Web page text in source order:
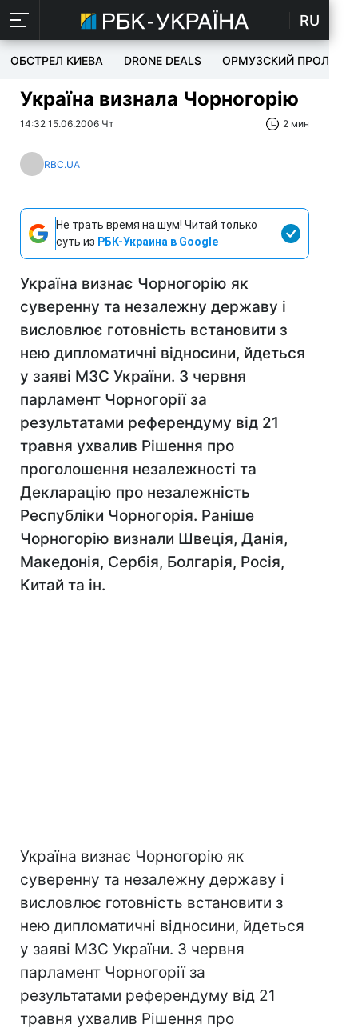
RU
ОБСТРЕЛ КИЕВА DRONE DEALS ОРМУЗСКИЙ ПРОЛИВ
Україна визнала Чорногорію
14:32 15.06.2006 Чт 2 мин
RBC.UA
Не трать время на шум! Читай только
суть из РБК-Украина в Google
Україна визнає Чорногорію як
суверенну та незалежну державу і
висловлює готовність встановити з
нею дипломатичні відносини, йдеться
у заяві МЗС України. 3 червня
парламент Чорногорії за
результатами референдуму від 21
травня ухвалив Рішення про
проголошення незалежності та
Декларацію про незалежність
Республіки Чорногорія. Раніше
Чорногорію визнали Швеція, Данія,
Македонія, Сербія, Болгарія, Росія,
Китай та ін.
Україна визнає Чорногорію як
суверенну та незалежну державу і
висловлює готовність встановити з
нею дипломатичні відносини, йдеться
у заяві МЗС України. 3 червня
парламент Чорногорії за
результатами референдуму від 21
травня ухвалив Рішення про